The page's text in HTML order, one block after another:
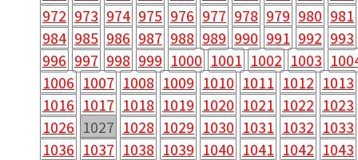
972 973 974 975 976 977 978 979 980 981
984 985 986 987 988 989 990 991 992 993
996 997 998 999 1000 1001 1002 1003
1006 1007 1008 1009 1010 1011 1012 1013
1016 1017 1018 1019 1020 1021 1022 1023
1026 1027 1028 1029 1030 1031 1032 1033
1036 1037 1038 1039 1040 1041 1042 1043